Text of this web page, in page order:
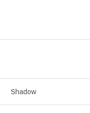
Shadow